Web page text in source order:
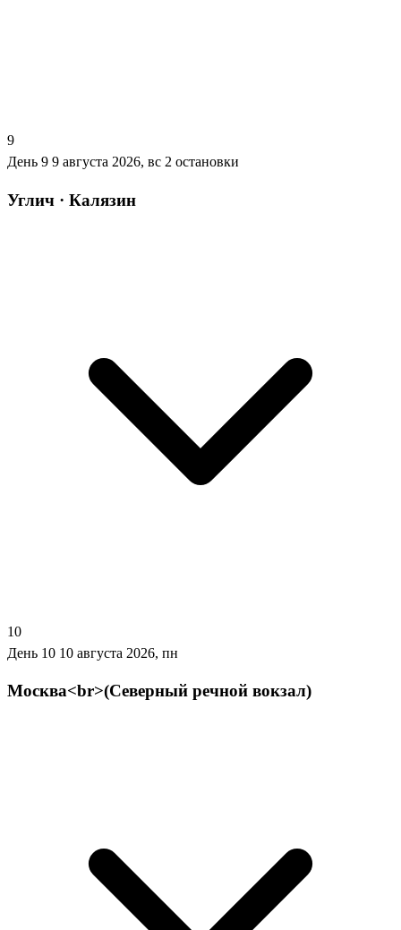
9
День 9 9 августа 2026, вс 2 остановки
Углич · Калязин
10
День 10 10 августа 2026, пн
Москва<br>(Северный речной вокзал)